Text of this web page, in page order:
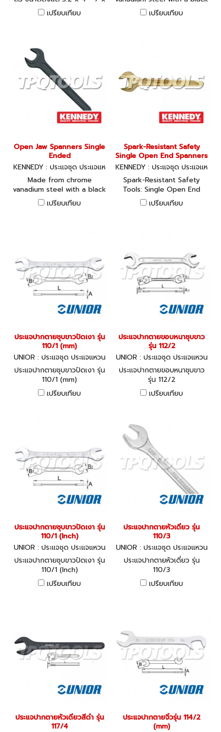
8 มม.
เปรียบเทียบ
oxidised finish. Conform to
DIN 895. Double Ended
เปรียบเทียบ
Open Jaw Spanners Single
Ended
KENNEDY : ประแจชุด ประแจแห
วน-ปากตาย
Made from chrome
vanadium steel with a black
oxidised finish. Conform to
DIN 894. Single Ended
เปรียบเทียบ
Spark-Resistant Safety
Single Open End Spanners
KENNEDY : ประแจชุด ประแจแห
วน-ปากตาย
Spark-Resistant Safety
Tools: Single Open End
Spanners Spark-resistant
tools are used to eliminate
They resist the sparks that
a standard tool could
potentially create when
striking hard surfaces. The
use of spark resistant tools
is essential in many
industrial applications such
operations, the marine
industry, the mining
industry, the paper
industries, or any location
where flammable vapours
or combustible residues are
present.
เปรียบเทียบ
ประแจปากตายชุบขาวปัดเงา รุ่น
110/1 (mm)
UNIOR : ประแจชุด ประแจแหวน
-ปากตาย 110/1
ประแจปากตายชุบขาวปัดเงา รุ่น
110/1 (mm)
เปรียบเทียบ
ประแจปากตายขอบหนาชุบขาว
รุ่น 112/2
UNIOR : ประแจชุด ประแจแหวน
-ปากตาย 112/2
ประแจปากตายขอบหนาชุบขาว
รุ่น 112/2
เปรียบเทียบ
ประแจปากตายชุบขาวปัดเงา รุ่น
110/1 (Inch)
UNIOR : ประแจชุด ประแจแหวน
-ปากตาย 110/1 (Inch)
ประแจปากตายชุบขาวปัดเงา รุ่น
110/1 (Inch)
เปรียบเทียบ
ประแจปากตายหัวเดี่ยว รุ่น
110/3
UNIOR : ประแจชุด ประแจแหวน
-ปากตาย 110/3
ประแจปากตายหัวเดี่ยว รุ่น
110/3
เปรียบเทียบ
ประแจปากตายหัวเดี่ยวสีดำ รุ่น
117/4
ประแจปากตายจิ๋วรุ่น 114/2
(mm)